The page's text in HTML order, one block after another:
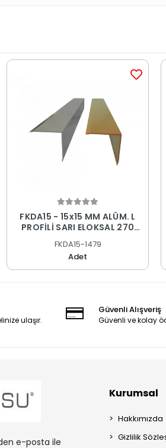
FKDA15 - 15x15 MM ALÜM. L
PROFİLİ SARI ELOKSAL 270
FKDA15-1479
Adet
ulaşır.
Güvenli Alışveriş
Güvenli ve kolay
e-posta ile
Kurumsal
Hakkımızda
Gizlilik